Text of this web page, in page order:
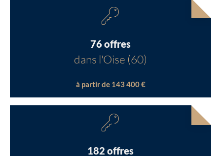
76 offres
dans l'Oise (60)
à partir de 143 400 €
182 offres